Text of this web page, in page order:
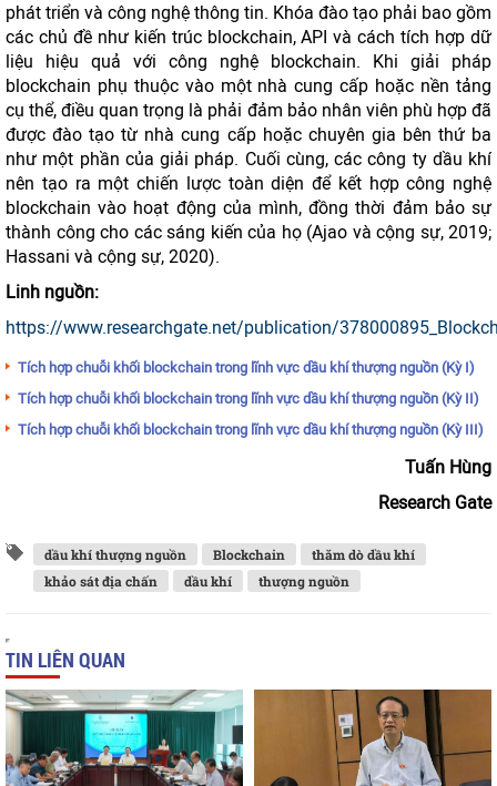
phát triển và công nghệ thông tin. Khóa đào tạo phải bao gồm
các chủ đề như kiến ​​trúc blockchain, API và cách tích hợp dữ
liệu hiệu quả với công nghệ blockchain. Khi giải pháp
blockchain phụ thuộc vào một nhà cung cấp hoặc nền tảng
cụ thể, điều quan trọng là phải đảm bảo nhân viên phù hợp đã
được đào tạo từ nhà cung cấp hoặc chuyên gia bên thứ ba
như một phần của giải pháp. Cuối cùng, các công ty dầu khí
nên tạo ra một chiến lược toàn diện để kết hợp công nghệ
blockchain vào hoạt động của mình, đồng thời đảm bảo sự
thành công cho các sáng kiến ​​của họ (Ajao và cộng sự, 2019;
Hassani và cộng sự, 2020).
Linh nguồn:
https://www.researchgate.net/publication/
Tích hợp chuỗi khối blockchain trong lĩnh vực dầu khí thượng nguồn (Kỳ I)
Tích hợp chuỗi khối blockchain trong lĩnh vực dầu khí thượng nguồn (Kỳ II)
Tích hợp chuỗi khối blockchain trong lĩnh vực dầu khí thượng nguồn (Kỳ III)
Tuấn Hùng
Research Gate
dầu khí thượng nguồn Blockchain
thăm dò dầu khí
khảo sát địa chấn
dầu khí thượng nguồn
TIN LIÊN QUAN